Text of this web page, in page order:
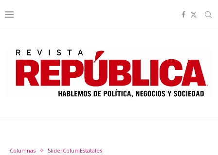
Columnas SliderColumEstatales